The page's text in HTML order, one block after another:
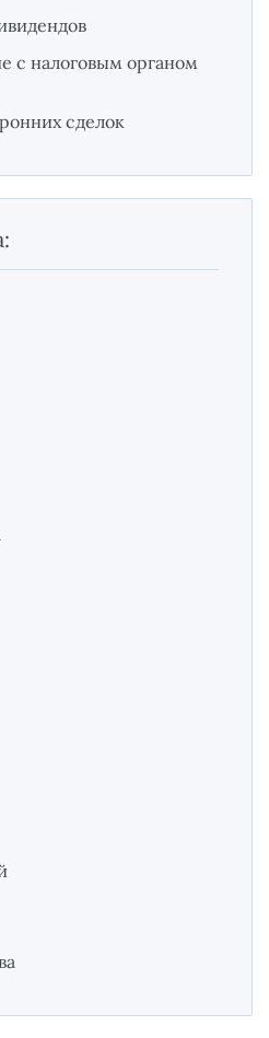
с налоговым органом
сделок